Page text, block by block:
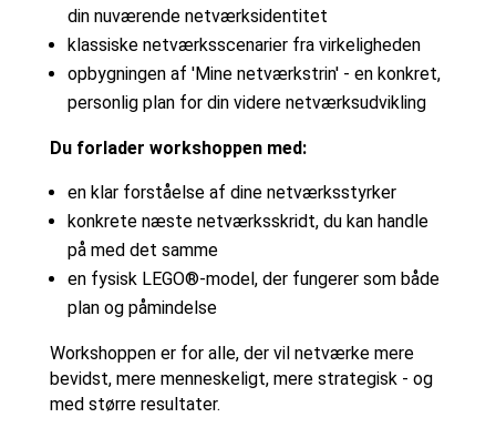
din nuværende netværksidentitet
klassiske netværksscenarier fra virkeligheden
opbygningen af 'Mine netværkstrin' - en konkret,
personlig plan for din videre netværksudvikling
Du forlader workshoppen med:
en klar forståelse af dine netværksstyrker
konkrete næste netværksskridt, du kan handle
på med det samme
en fysisk LEGO®-model, der fungerer som både
plan og påmindelse
Workshoppen er for alle, der vil netværke mere
bevidst, mere menneskeligt, mere strategisk - og
med større resultater.